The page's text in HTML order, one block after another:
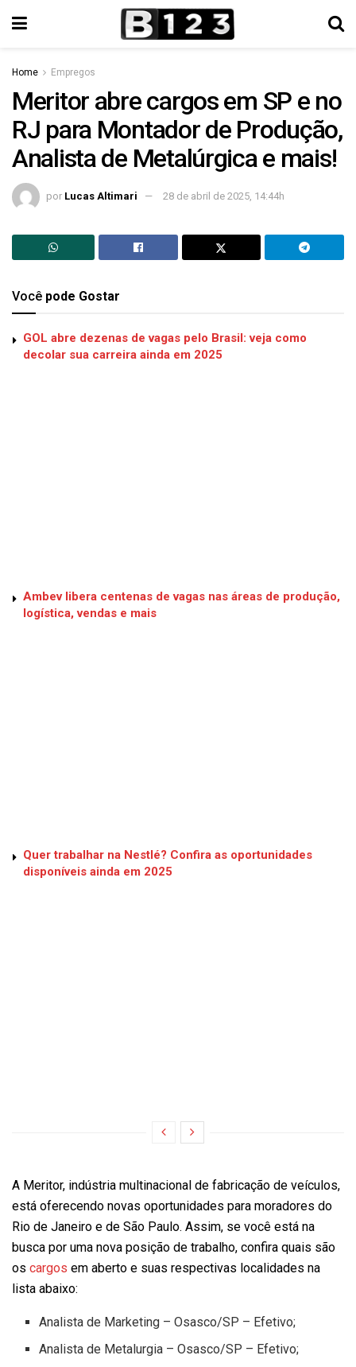
Home Empregos
Meritor abre cargos em SP e no
RJ para Montador de Produção,
Analista de Metalúrgica e mais!
por Lucas Altimari 28 de abril de 2025, 14:44h
Você pode Gostar
GOL abre dezenas de vagas pelo Brasil: veja como
decolar sua carreira ainda em 2025
Ambev libera centenas de vagas nas áreas de produção,
logística, vendas e mais
Quer trabalhar na Nestlé? Confira as oportunidades
disponíveis ainda em 2025
A Meritor, indústria multinacional de fabricação de veículos,
está oferecendo novas oportunidades para moradores do
Rio de Janeiro e de São Paulo. Assim, se você está na
busca por uma nova posição de trabalho, confira quais são
os cargos em aberto e suas respectivas localidades na
lista abaixo:
Analista de Marketing – Osasco/SP – Efetivo;
Analista de Metalurgia – Osasco/SP – Efetivo;